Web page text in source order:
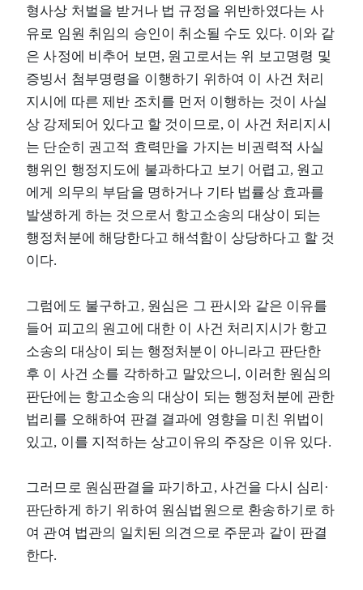
형사상 처벌을 받거나 법 규정을 위반하였다는 사
유로 임원 취임의 승인이 취소될 수도 있다. 이와 같
은 사정에 비추어 보면, 원고로서는 위 보고명령 및
증빙서 첨부명령을 이행하기 위하여 이 사건 처리
지시에 따른 제반 조치를 먼저 이행하는 것이 사실
상 강제되어 있다고 할 것이므로, 이 사건 처리지시
는 단순히 권고적 효력만을 가지는 비권력적 사실
행위인 행정지도에 불과하다고 보기 어렵고, 원고
에게 의무의 부담을 명하거나 기타 법률상 효과를
발생하게 하는 것으로서 항고소송의 대상이 되는
행정처분에 해당한다고 해석함이 상당하다고 할 것
이다.
그럼에도 불구하고, 원심은 그 판시와 같은 이유를
들어 피고의 원고에 대한 이 사건 처리지시가 항고
소송의 대상이 되는 행정처분이 아니라고 판단한
후 이 사건 소를 각하하고 말았으니, 이러한 원심의
판단에는 항고소송의 대상이 되는 행정처분에 관한
법리를 오해하여 판결 결과에 영향을 미친 위법이
있고, 이를 지적하는 상고이유의 주장은 이유 있다.
그러므로 원심판결을 파기하고, 사건을 다시 심리·
판단하게 하기 위하여 원심법원으로 환송하기로 하
여 관여 법관의 일치된 의견으로 주문과 같이 판결
한다.